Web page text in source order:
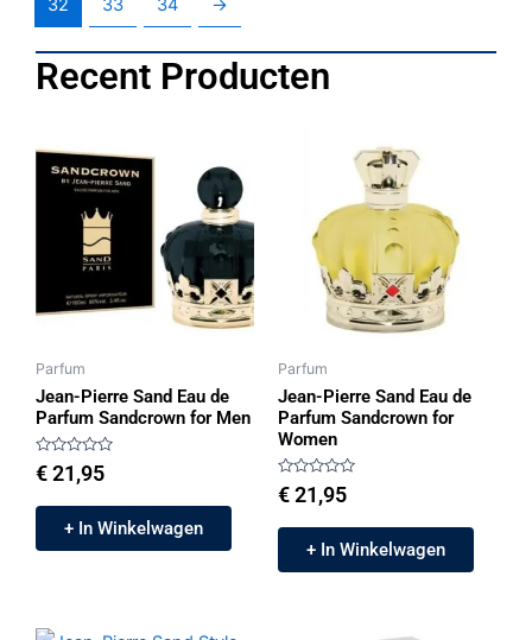
32 33 34 →
Recent Producten
Parfum
Jean-Pierre Sand Eau de
Parfum Sandcrown for Men
Gewaardeerd
0
5
€21,95
+ In Winkelwagen
Parfum
Jean-Pierre Sand Eau de
Parfum Sandcrown for
Women
Gewaardeerd
0
5
€21,95
+ In Winkelwagen